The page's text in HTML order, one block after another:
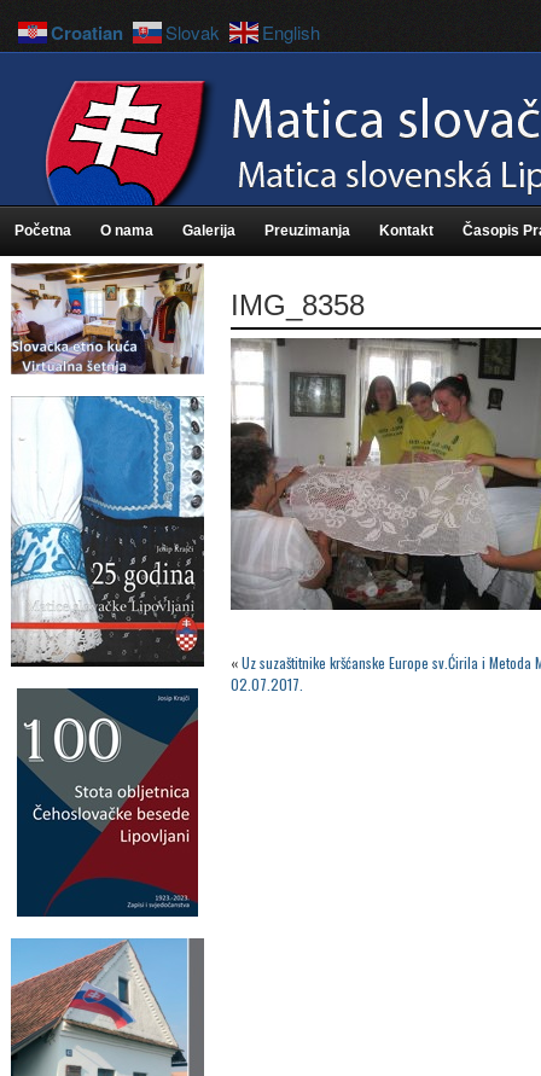
Početna O nama Galerija Preuzimanja Kontakt Časopis
IMG_8358
«Uz suzaštitnike kršćanske Europe sv.Ćirila i
02.07.2017.
Croatian Slovak English